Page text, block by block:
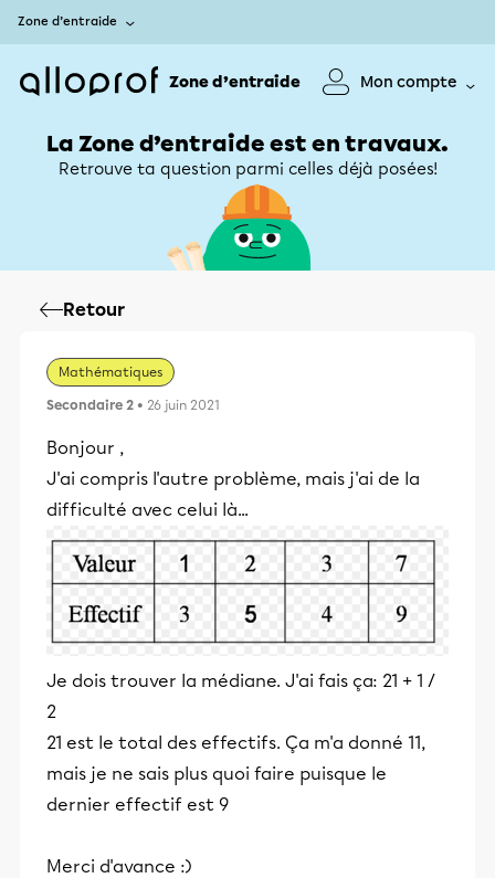
Zone d’entraide
Zone d’entraide Mon compte
La Zone d’entraide est en travaux.
Retrouve ta question parmi celles déjà posées!
Retour
Mathématiques
Secondaire 2 • 26 juin 2021
Bonjour ,
J'ai compris l'autre problème, mais j'ai de la
difficulté avec celui là...
Je dois trouver la médiane. J'ai fais ça: 21 + 1 /
2
21 est le total des effectifs. Ça m'a donné 11,
mais je ne sais plus quoi faire puisque le
dernier effectif est 9
Merci d'avance :)